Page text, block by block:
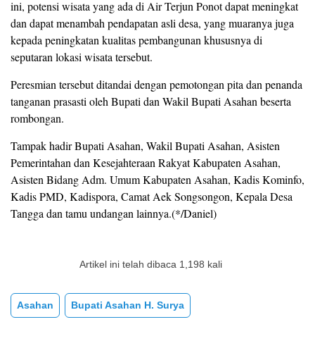
ini, potensi wisata yang ada di Air Terjun Ponot dapat meningkat
dan dapat menambah pendapatan asli desa, yang muaranya juga
kepada peningkatan kualitas pembangunan khususnya di
seputaran lokasi wisata tersebut.
Peresmian tersebut ditandai dengan pemotongan pita dan penanda
tanganan prasasti oleh Bupati dan Wakil Bupati Asahan beserta
rombongan.
Tampak hadir Bupati Asahan, Wakil Bupati Asahan, Asisten
Pemerintahan dan Kesejahteraan Rakyat Kabupaten Asahan,
Asisten Bidang Adm. Umum Kabupaten Asahan, Kadis Kominfo,
Kadis PMD, Kadispora, Camat Aek Songsongon, Kepala Desa
Tangga dan tamu undangan lainnya.(*/Daniel)
Artikel ini telah dibaca 1,198 kali
Asahan Bupati Asahan H. Surya